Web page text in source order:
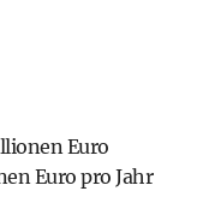
Euro
Euro pro Jahr